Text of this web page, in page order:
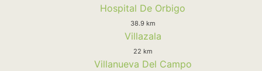
Hospital De Orbigo
38.9 km
Villazala
22 km
Villanueva Del Campo